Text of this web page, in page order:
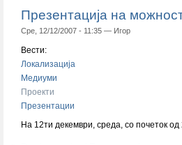
Презентација на
Сре, 12/12/2007 - 11:35 — Игор
Вести:
Локализација
Медиуми
Проекти
Презентации
На 12ти декември, среда, со почеток